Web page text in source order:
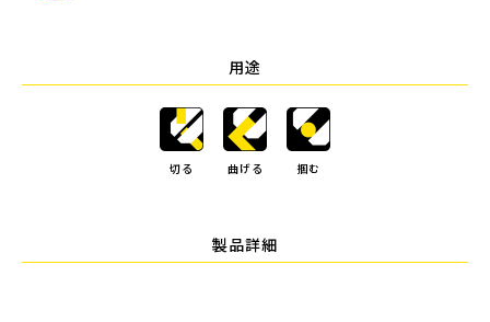
用途
切る 曲げる 掴む
製品詳細